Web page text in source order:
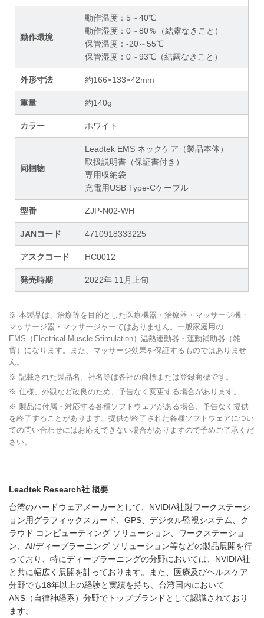
動作環境
動作温度：5～40℃
動作湿度：0～80％（結露なきこと）
保管温度：-20～55℃
保管湿度：0～93℃（結露なきこと）
外形寸法 約166×133×42mm
重量 約140g
カラー ホワイト
同梱物
Leadtek EMS ネックケア（製品本体）
取扱説明書（保証書付き）
専用収納袋
充電用USB Type-Cケーブル
型番 ZJP-N02-WH
JANコード 4710918333225
アスクコード HC0012
発売時期 2022年 11月上旬
※ 本製品は、治療等を目的とした医療機器・治療器・マッサージ機・
マッサージ器・マッサージャーではありません。一般家庭用の
EMS（Electrical Muscle Stimulation）温熱運動器・運動補助器（雑
貨）になります。また、マッサージ効果を保証するものではありませ
ん。
※ 記載された製品名、社名等は各社の商標または登録商標です。
※ 仕様、外観など改良のため、予告なく変更する場合があります。
※ 製品に付属・対応する各種ソフトウェアがある場合、予告なく提供
を終了することがあります。提供が終了された各種ソフトウェアについ
ての問い合わせにはお応えできない場合がありますので予めご了承くだ
さい。
Leadtek Research社 概要
台湾のハードウェアメーカーとして、NVIDIA社製ワークステーシ
ョン用グラフィックスカード、GPS、デジタル監視システム、ク
ラウド コンピューティング ソリューション、ワークステーショ
ン、AI/ディープラーニング ソリューション等などの製品展開を行
っており、特にディープラーニングの分野においては、NVIDIA社
と共に幅広く展開を計っております。また、医療及びヘルスケア
分野でも18年以上の経験と実績を持ち、台湾国内において
ANS（自律神経系）分野でトップブランドとして認識されており
ます。